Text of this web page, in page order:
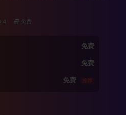
4 免费
免费
免费
免费 推荐